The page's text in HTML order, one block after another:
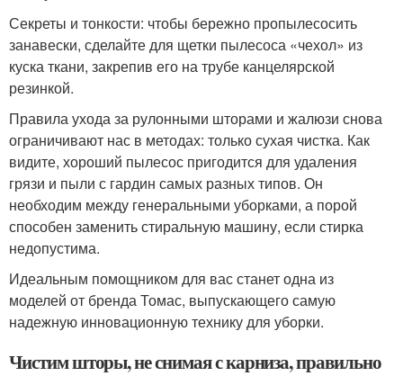
Секреты и тонкости: чтобы бережно пропылесосить
занавески, сделайте для щетки пылесоса «чехол» из
куска ткани, закрепив его на трубе канцелярской
резинкой.
Правила ухода за рулонными шторами и жалюзи снова
ограничивают нас в методах: только сухая чистка. Как
видите, хороший пылесос пригодится для удаления
грязи и пыли с гардин самых разных типов. Он
необходим между генеральными уборками, а порой
способен заменить стиральную машину, если стирка
недопустима.
Идеальным помощником для вас станет одна из
моделей от бренда Томас, выпускающего самую
надежную инновационную технику для уборки.
Чистим шторы, не снимая с карниза, правильно